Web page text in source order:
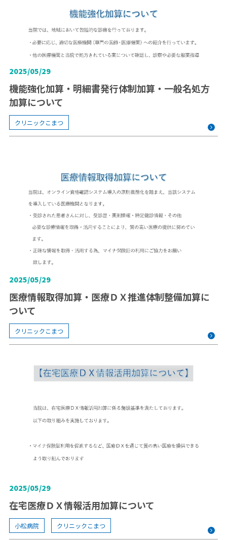
2025/05/29
機能強化加算・明細書発行体制加算・一般名処方
加算について
クリニックこまつ
2025/05/29
医療情報取得加算・医療ＤＸ推進体制整備加算に
ついて
クリニックこまつ
2025/05/29
在宅医療ＤＸ情報活用加算について
小松病院 クリニックこまつ